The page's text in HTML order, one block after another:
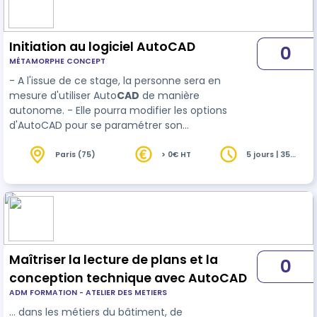
Initiation au logiciel AutoCAD
MÉTAMORPHE CONCEPT
- A l'issue de ce stage, la personne sera en
mesure d'utiliser AutoCAD de manière
autonome. - Elle pourra modifier les options
d'AutoCAD pour se paramétrer son
plans ainsi que les modifier. - Elle pourra modifier
saura…
0
Paris (75) > 0€ HT
5 jours | 35
Maîtriser la lecture de plans et la
conception technique avec AutoCAD
ADM FORMATION - ATELIER DES METIERS
… dans les métiers du bâtiment, de
0